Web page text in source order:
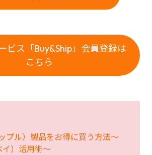
ビス「Buy&Ship」会員登録は
こちら
プル）製品をお得に買う方法〜
）活用術〜